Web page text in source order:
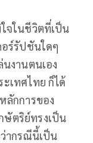
จในชีวิตที่เป็น
อร์รัปชันใดๆ
นงานตนเอง
เทศไทย ก็ได้
ลักการของ
ตริย์ทรงเป็น
ากรณีนี้เป็น